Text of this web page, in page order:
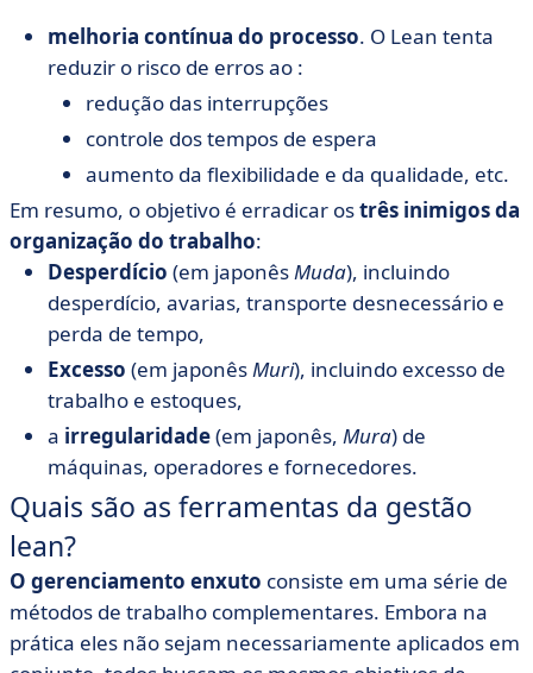
melhoria contínua do processo. O Lean tenta
reduzir o risco de erros ao :
redução das interrupções
controle dos tempos de espera
aumento da flexibilidade e da qualidade, etc.
Em resumo, o objetivo é erradicar ostrês inimigos da
organização do trabalho:
Desperdício (em japonêsMuda), incluindo
desperdício, avarias, transporte desnecessário e
perda de tempo,
Excesso (em japonêsMuri), incluindo excesso de
trabalho e estoques,
a irregularidade(em japonês, Mura) de
máquinas, operadores e fornecedores.
Quais são as ferramentas da gestão
lean?
O gerenciamento enxuto consiste em uma série de
métodos de trabalho complementares. Embora na
prática eles não sejam necessariamente aplicados em